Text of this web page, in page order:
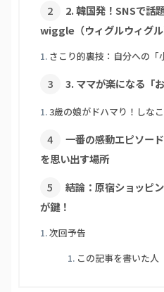
2. 韓国発！SNSで話
wiggle（ウィグルウィグル
さこり的裏技：自分への「
3. ママが楽になる「
3歳の娘がドハマり！しな
一番の感動エピソー
を思い出す場所
結論：原宿ショッピ
が鍵！
次回予告
この記事を書いた人